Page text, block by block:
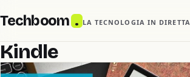
Techboom . LA TECNOLOGIA IN DIRETTA
Kindle